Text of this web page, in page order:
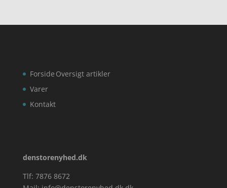
Forside
Varer
Kontakt
Oversigt artikler
denstorenyhed.dk
Tlf: 7876 8672